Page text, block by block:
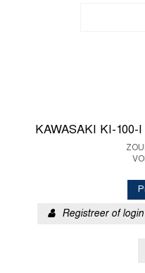
KAWASAKI KI-
Registreer of